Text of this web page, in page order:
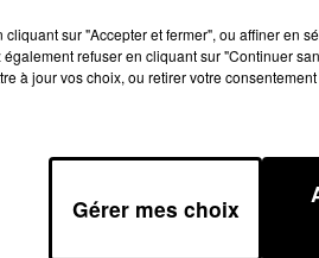
cliquant sur "Accepter et fermer", ou affiner en
refuser en cliquant sur "Continuer
à jour vos choix, ou retirer votre
Gérer mes choix